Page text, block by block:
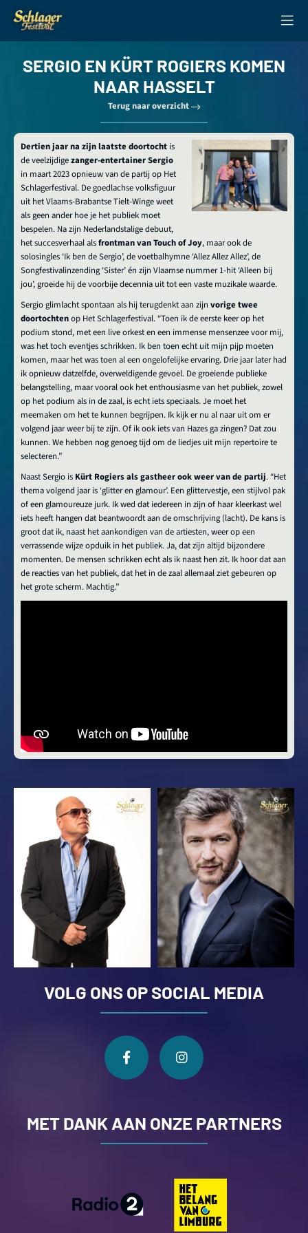
SERGIO EN KÜRT ROGIERS KOMEN
NAAR HASSELT
Terug naar overzicht
Dertien jaar na zijn laatste doortocht is
de veelzijdigezanger-entertainer Sergio
in maart 2023 opnieuw van de partij op Het
Schlagerfestival. De goedlachse volksfiguur
uit het Vlaams-Brabantse Tielt-Winge weet
als geen ander hoe je het publiek moet
bespelen. Na zijn Nederlandstalige debuut,
het succesverhaal alsfrontman van Touch of Joy, maar ook de
solosingles ‘Ik ben de Sergio’, de voetbalhymne ‘Allez Allez Allez’, de
Songfestivalinzending ‘Sister’ én zijn Vlaamse nummer 1-hit ‘Alleen bij
jou’, groeide hij de voorbije decennia uit tot een vaste muzikale waarde.
Sergio glimlacht spontaan als hij terugdenkt aan zijn vorige twee
doortochtenop Het Schlagerfestival. “Toen ik de eerste keer op het
podium stond, met een live orkest en een immense mensenzee voor mij,
was het toch eventjes schrikken. Ik ben toen echt uit mijn pijp moeten
komen, maar het was toen al een ongelofelijke ervaring. Drie jaar later had
ik opnieuw datzelfde, overweldigende gevoel. De groeiende publieke
belangstelling, maar vooral ook het enthousiasme van het publiek, zowel
op het podium als in de zaal, is echt iets speciaals. Je moet het
meemaken om het te kunnen begrijpen. Ik kijk er nu al naar uit om er
volgend jaar weer bij te zijn. Of ik ook iets van Hazes ga zingen? Dat zou
kunnen. We hebben nog genoeg tijd om de liedjes uit mijn repertoire te
selecteren.”
Naast Sergio is Kürt Rogiers als gastheer ook weer van de partij. “Het
thema volgend jaar is ‘glitter en glamour’. Een glittervestje, een stijlvol pak
of een glamoureuze jurk. Ik wed dat iedereen in zijn of haar kleerkast wel
iets heeft hangen dat beantwoordt aan de omschrijving (lacht). De kans is
groot dat ik, naast het aankondigen van de artiesten, weer op een
verrassende wijze opduik in het publiek. Ja, dat zijn altijd bijzondere
momenten. De mensen schrikken echt als ik naast hen zit. Ik hoor dat aan
de reacties van het publiek, dat het in de zaal allemaal ziet gebeuren op
het grote scherm. Machtig.”
VOLG ONS OP SOCIAL MEDIA
MET DANK AAN ONZE PARTNERS